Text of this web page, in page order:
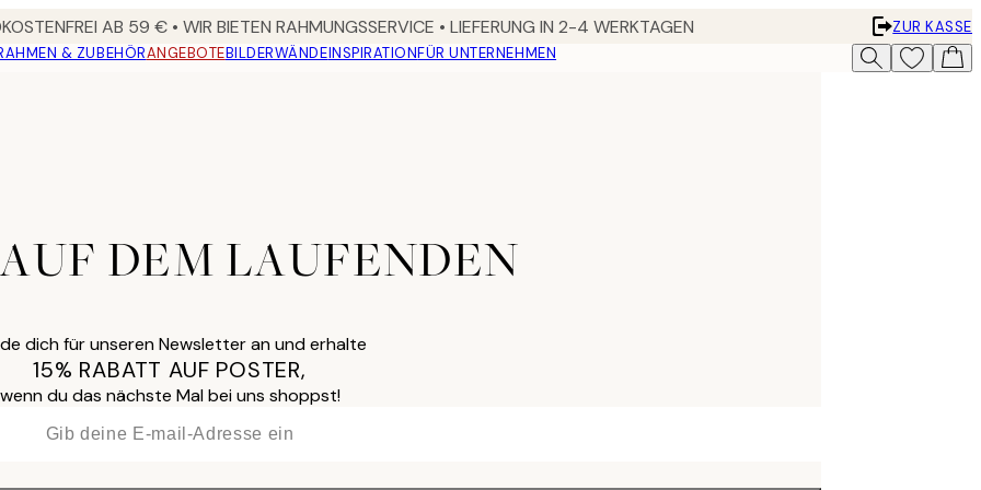
AB 59 € • WIR BIETEN RAHMUNGSSERVICE • LIEFERUNG IN 2-4 WERKTAGEN
ZUR KASSE
& ZUBEHÖRANGEBOTEBILDERWÄNDEINSPIRATIONFÜR UNTERNEHMEN
DEM LAUFENDEN
dich für unseren Newsletter an und erhalte
15% RABATT AUF POSTER,
wenn du das nächste Mal bei uns shoppst!